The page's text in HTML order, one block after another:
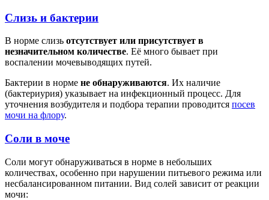
Слизь и бактерии
В норме слизь отсутствует или присутствует в
незначительном количестве. Её много бывает при
воспалении мочевыводящих путей.
Бактерии в норме не обнаруживаются. Их наличие
(бактериурия) указывает на инфекционный процесс. Для
уточнения возбудителя и подбора терапии проводится посев
мочи на флору.
Соли в моче
Соли могут обнаруживаться в норме в небольших
количествах, особенно при нарушении питьевого режима или
несбалансированном питании. Вид солей зависит от реакции
мочи: